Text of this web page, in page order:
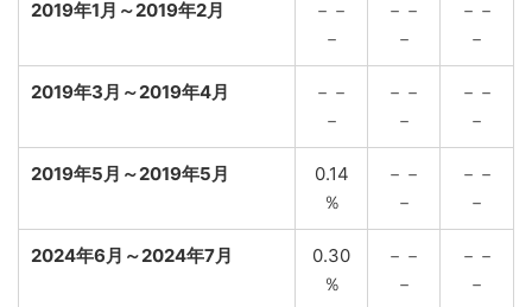
2019年1月～2019年2月
－－
－
－－
－
－－
－
2019年3月～2019年4月
－－
－
－－
－
－－
－
2019年5月～2019年5月
0.14
％
－－
－
－－
－
2024年6月～2024年7月
0.30
％
－－
－
－－
－